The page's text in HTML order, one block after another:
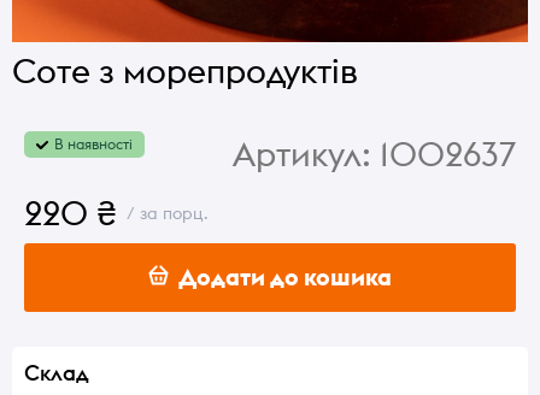
Соте з морепродуктів
В наявності Артикул: 1002637
220 ₴ / за порц.
Додати до кошика
Склад